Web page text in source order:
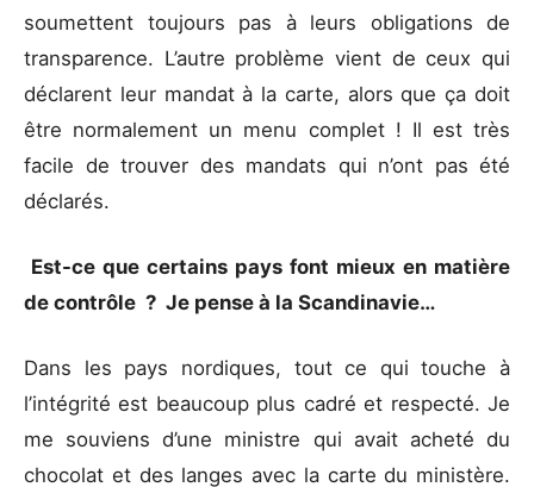
soumettent toujours pas à leurs obligations de
transparence. L’autre problème vient de ceux qui
déclarent leur mandat à la carte, alors que ça doit
être normalement un menu complet ! Il est très
facile de trouver des mandats qui n’ont pas été
déclarés.
Est-ce que certains pays font mieux en matière
de contrôle ? Je pense à la Scandinavie…
Dans les pays nordiques, tout ce qui touche à
l’intégrité est beaucoup plus cadré et respecté. Je
me souviens d’une ministre qui avait acheté du
chocolat et des langes avec la carte du ministère.